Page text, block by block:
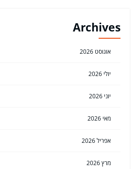
Archives
אוגוסט 2026
יולי 2026
יוני 2026
מאי 2026
אפריל 2026
מרץ 2026